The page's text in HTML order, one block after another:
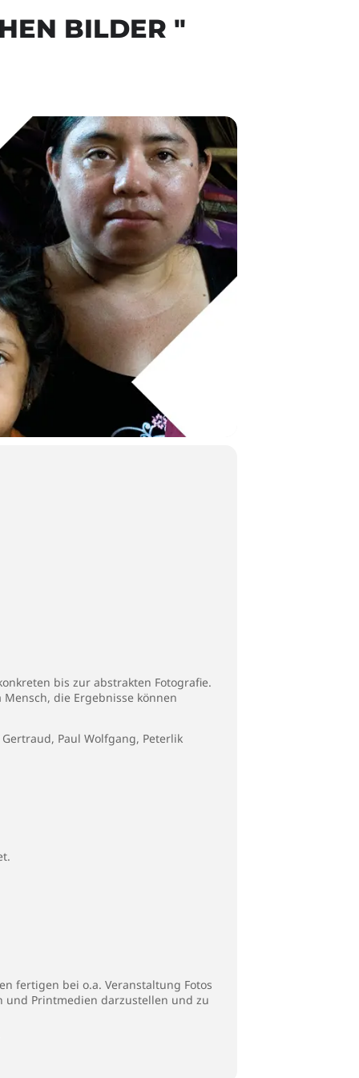
BILDER "
bis zur abstrakten Fotografie.
die Ergebnisse können
Paul Wolfgang, Peterlik
fertigen bei o.a. Veranstaltung Fotos
und Printmedien darzustellen und zu